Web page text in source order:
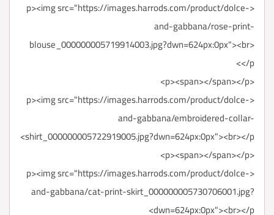
<p><img src="https://images.harrods.com/product/dolce-
and-gabbana/rose-print-
blouse_000000005719914003.jpg?dwn=624px:0px"><br>
</p>
<p><span></span></p>
<p><img src="https://images.harrods.com/product/dolce-
and-gabbana/embroidered-collar-
shirt_000000005722919005.jpg?dwn=624px:0px"><br></p>
<p><span></span></p>
<p><img src="https://images.harrods.com/product/dolce-
and-gabbana/cat-print-skirt_000000005730706001.jpg?
dwn=624px:0px"><br></p>